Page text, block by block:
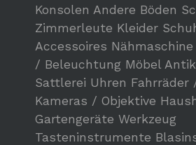
Konsolen Andere Böden
Zimmerleute Kleider
Accessoires Nähmaschine
/ Beleuchtung Möbel
Sattlerei Uhren Fahrräder
Kameras / Objektive
Gartengeräte Werkzeug
Tasteninstrumente